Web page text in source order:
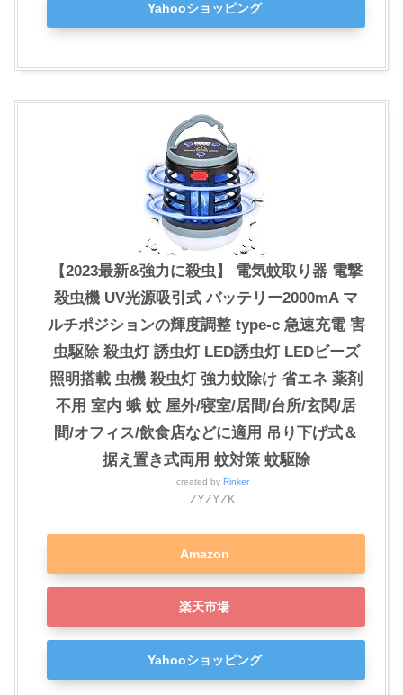
Yahooショッピング
【2023最新&強力に殺虫】 電気蚊取り器 電撃
殺虫機 UV光源吸引式 バッテリー2000mA マ
ルチポジションの輝度調整 type-c 急速充電 害
虫駆除 殺虫灯 誘虫灯 LED誘虫灯 LEDビーズ
照明搭載 虫機 殺虫灯 強力蚊除け 省エネ 薬剤
不用 室内 蛾 蚊 屋外/寝室/居間/台所/玄関/居
間/オフィス/飲食店などに適用 吊り下げ式＆
据え置き式両用 蚊対策 蚊駆除
created by Rinker
ZYZYZK
Amazon
楽天市場
Yahooショッピング